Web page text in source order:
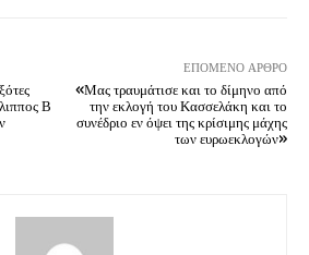
Β
ΕΠΌΜΕΝΟ ΆΡΘΡΟ
«Μας τραυμάτισε και το δίμηνο από
την εκλογή του Κασσελάκη και το
συνέδριο εν όψει της κρίσιμης μάχης
των ευρωεκλογών»